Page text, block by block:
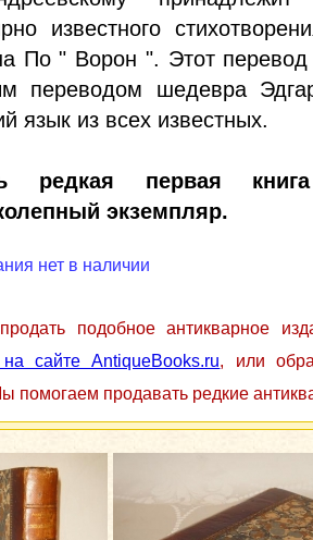
известного
По " Ворон ". Этот перевод
переводом шедевра
язык из всех известных.
редкая первая
экземпляр.
нет в наличии
подобное антикварное
сайте AntiqueBooks.ru, или
помогаем продавать редкие